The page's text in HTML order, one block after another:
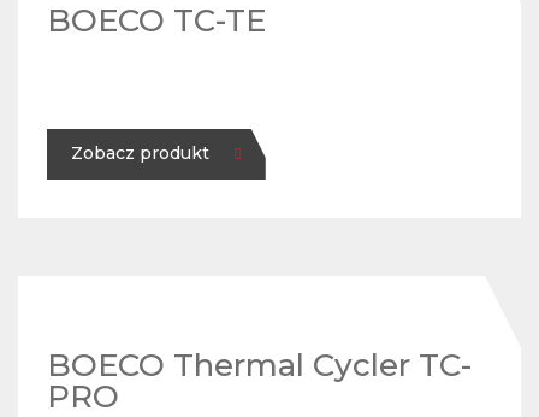
BOECO TC-TE
Zobacz produkt
BOECO Thermal Cycler TC-
PRO